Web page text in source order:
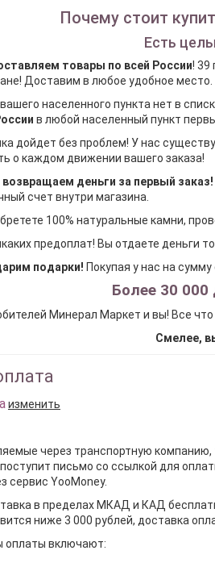
Почему стоит
Есть
товары по всей России! 39
Доставим в любое удобное
населенного пункта нет в
в любой населенный пункт
дойдет без проблем! У нас
о каждом движении вашего заказа!
возвращаем деньги за первый заказ!
счет внутри магазина.
100% натуральные камни,
предоплат! Вы отдаете деньги
подарки! Покупая у нас на
Более 30 000
Минерал Маркет и вы! Все
Смелее,
изменить
через транспортную
письмо со ссылкой для
сервис YooMoney.
в пределах МКАД и КАД
ниже 3 000 рублей, доставка
оплаты включают: